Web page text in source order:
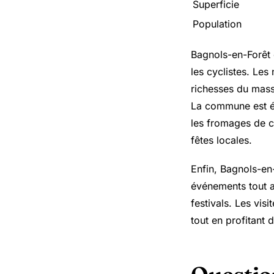
Superficie
Population
Bagnols-en-
les cyclistes. Les
richesses du
La commune est
les fromages de
fêtes locales.
Enfin, Bagnols-
événements tout
festivals. Les
tout en profitant